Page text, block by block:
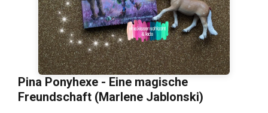
Pina Ponyhexe - Eine magische
Freundschaft (Marlene Jablonski)